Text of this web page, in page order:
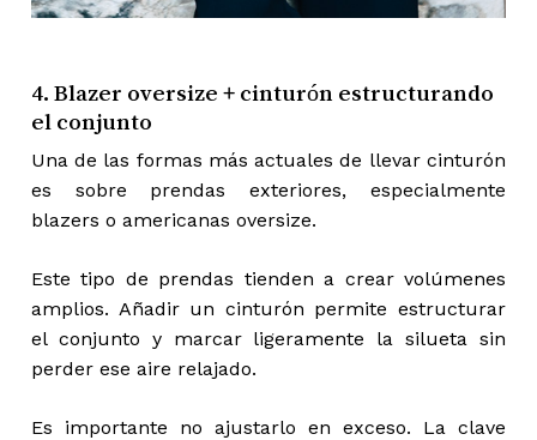
4. Blazer oversize + cinturón estructurando
el conjunto
Una de las formas más actuales de llevar cinturón
es sobre prendas exteriores, especialmente
blazers o americanas oversize.
Este tipo de prendas tienden a crear volúmenes
amplios. Añadir un cinturón permite estructurar
el conjunto y marcar ligeramente la silueta sin
perder ese aire relajado.
Es importante no ajustarlo en exceso. La clave